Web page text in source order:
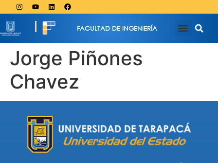
FACULTAD DE INGENIERÍA
Jorge Piñones
Chavez